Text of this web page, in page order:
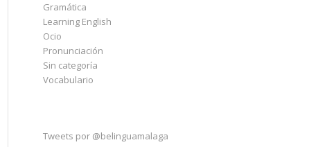
Gramática
Learning English
Ocio
Pronunciación
Sin categoría
Vocabulario
Tweets por @belinguamalaga